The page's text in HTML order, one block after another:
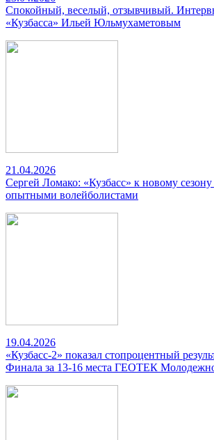
Спокойный, веселый, отзывчивый.
«Кузбасса» Ильей Юльмухаметовым
21.04.2026
Сергей Ломако: «Кузбасс» к новому сезону
опытными волейболистами
19.04.2026
«Кузбасс-2» показал стопроцентный
Финала за 13-16 места ГЕОТЕК